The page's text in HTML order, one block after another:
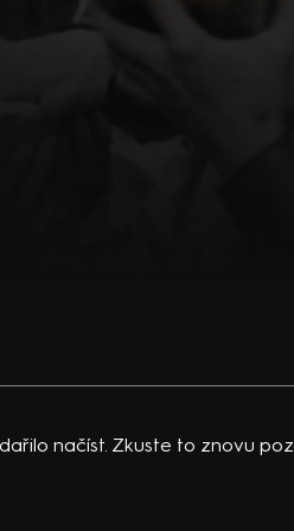
načíst. Zkuste to znovu